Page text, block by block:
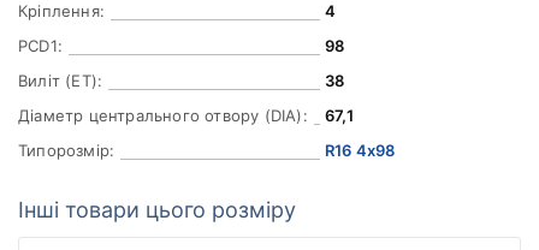
Кріплення:
4
PCD1:
98
Виліт (ET):
38
Діаметр центрального отвору (DIA):
67,1
Типорозмір:
R16 4x98
Інші товари цього розміру